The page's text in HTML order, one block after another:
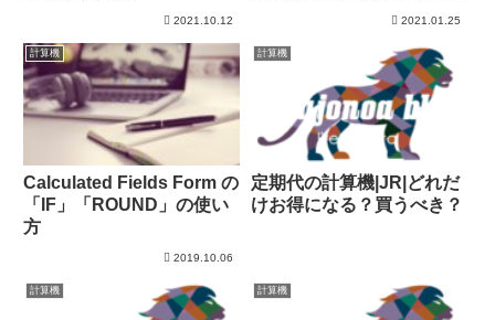
2021.10.12
の股下の長さから判定！
2021.01.25
計算機
Calculated Fields Form の
「IF」「ROUND」の使い
方
2019.10.06
計算機
定期代の計算機|JR|どれだ
けお得になる？買うべき？
計算機 計算機